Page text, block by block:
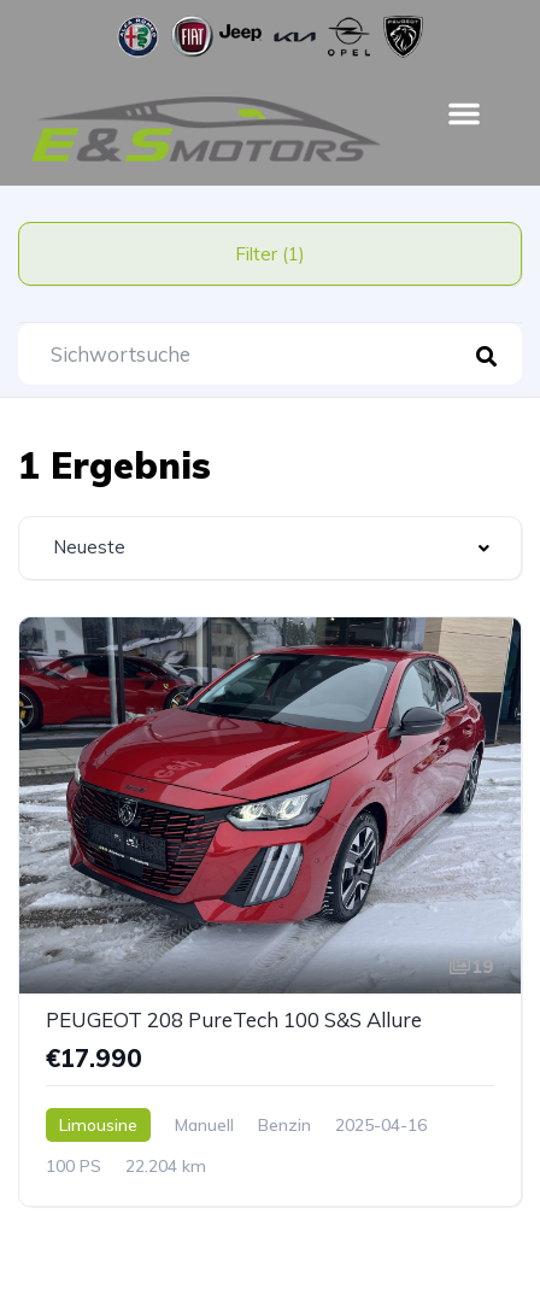
Filter (1)
1 Ergebnis
Neueste
19
PEUGEOT 208 PureTech 100 S&S Allure
€17.990
Limousine Manuell Benzin
2025-04-16
100 PS
22.204 km